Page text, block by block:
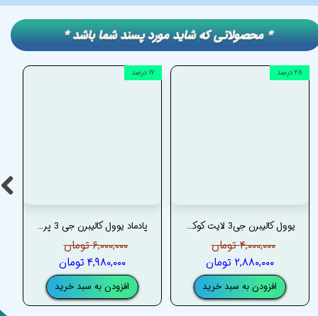
پادماد یوول کالیبرن جی 3 پرو کوکو – UWELL CALIBURN G3 PRO KOKO PODMOD
۶,۰۰۰,۰۰۰ تومان
۴,۹۸۰,۰۰۰ تومان
افزودن به سبد خرید
۱۷ درصد
یوول کالیبرن جی3 لایت کوکو _ UWELL CALIBURN G3 LITE KOKO
۴,۰۰۰,۰۰۰ تومان
۲,۸۸۰,۰۰۰ تومان
افزودن به سبد خرید
۲۸ درصد
​​* محصولاتی که شاید مورد پسند شما باشد *